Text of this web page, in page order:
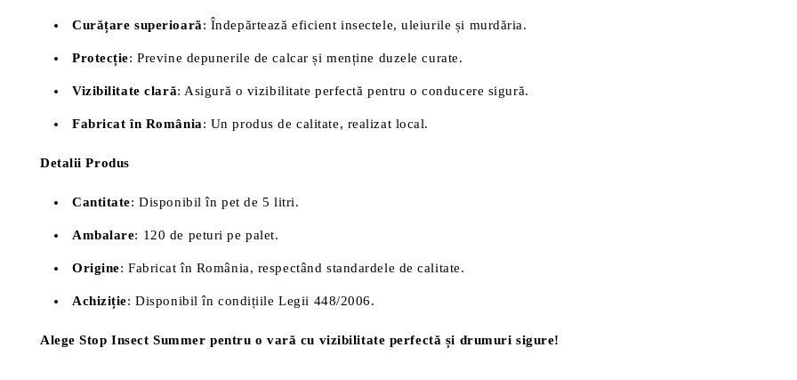
Curățare superioară: Îndepărtează eficient insectele, uleiurile și murdăria.
Protecție: Previne depunerile de calcar și menține duzele curate.
Vizibilitate clară: Asigură o vizibilitate perfectă pentru o conducere sigură.
Fabricat în România: Un produs de calitate, realizat local.
Detalii Produs
Cantitate: Disponibil în pet de 5 litri.
Ambalare: 120 de peturi pe palet.
Origine: Fabricat în România, respectând standardele de calitate.
Achiziție: Disponibil în condițiile Legii 448/2006.
Alege Stop Insect Summer pentru o vară cu vizibilitate perfectă și drumuri sigure!